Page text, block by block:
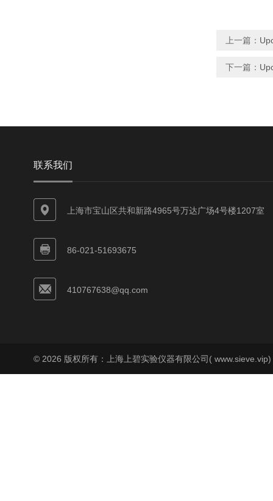
上一篇：
下一篇：
联系我们
上海市宝山区共和新路4965号万达广场4号楼1207室
86-021-51693675
410767638@qq.com
© 2026 版权所有：上海上碧实验仪器有限公司(